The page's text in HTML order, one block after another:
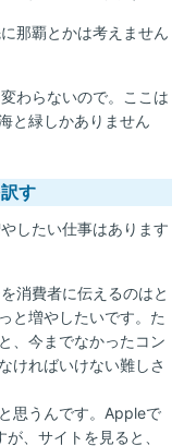
那覇とかは考えません
わらないので。ここは
と緑しかありません
す
したい仕事はあります
消費者に伝えるのはと
と増やしたいです。た
、今までなかったコン
ければいけない難しさ
思うんです。Appleで
、サイトを見ると、